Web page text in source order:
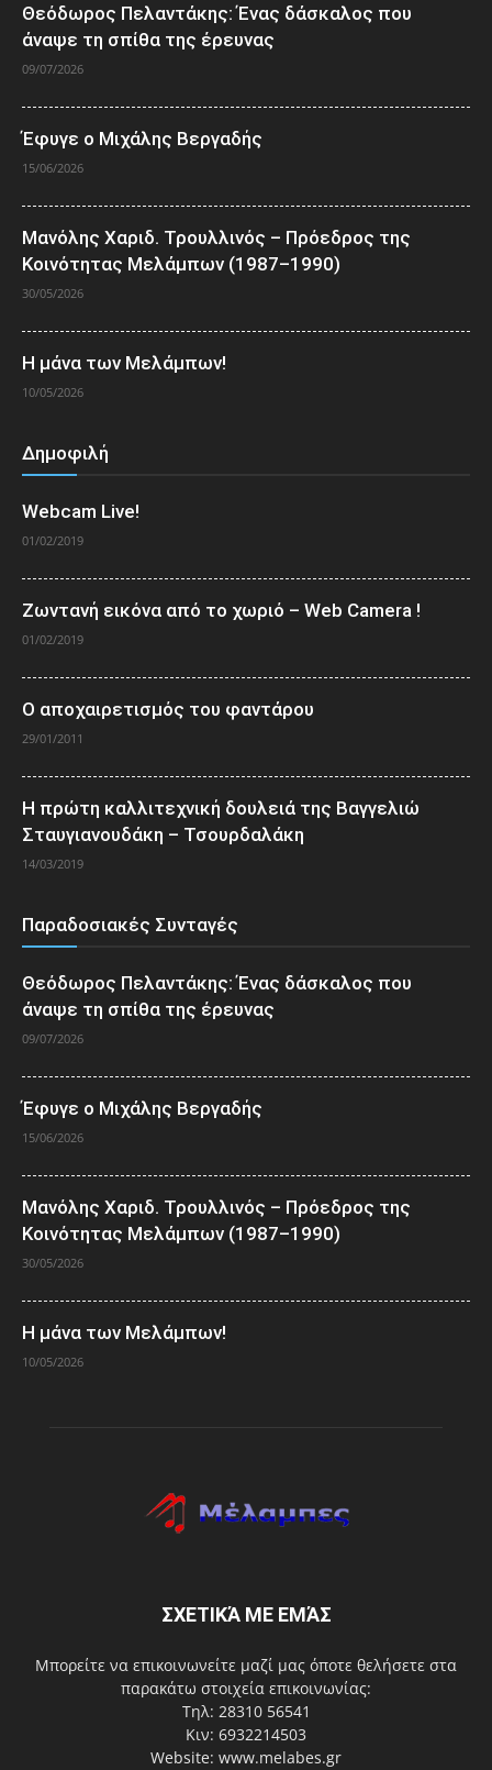
Θεόδωρος Πελαντάκης: Ένας δάσκαλος που
άναψε τη σπίθα της έρευνας
09/07/2026
Έφυγε ο Μιχάλης Βεργαδής
15/06/2026
Μανόλης Χαριδ. Τρουλλινός – Πρόεδρος της
Κοινότητας Μελάμπων (1987–1990)
30/05/2026
Η μάνα των Μελάμπων!
10/05/2026
Δημοφιλή
Webcam Live!
01/02/2019
Ζωντανή εικόνα από το χωριό – Web Camera !
01/02/2019
Ο αποχαιρετισμός του φαντάρου
29/01/2011
Η πρώτη καλλιτεχνική δουλειά της Βαγγελιώ
Σταυγιανουδάκη – Τσουρδαλάκη
14/03/2019
Παραδοσιακές Συνταγές
Θεόδωρος Πελαντάκης: Ένας δάσκαλος που
άναψε τη σπίθα της έρευνας
09/07/2026
Έφυγε ο Μιχάλης Βεργαδής
15/06/2026
Μανόλης Χαριδ. Τρουλλινός – Πρόεδρος της
Κοινότητας Μελάμπων (1987–1990)
30/05/2026
Η μάνα των Μελάμπων!
10/05/2026
ΣΧΕΤΙΚΆ ΜΕ ΕΜΆΣ
Μπορείτε να επικοινωνείτε μαζί μας όποτε θελήσετε στα
παρακάτω στοιχεία επικοινωνίας:
Τηλ: 28310 56541
Κιν: 6932214503
Website: www.melabes.gr